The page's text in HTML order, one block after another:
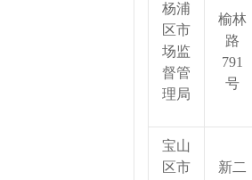
杨浦
区市
场监
督管
理局
榆林
路
791
号
宝山
区市
新二